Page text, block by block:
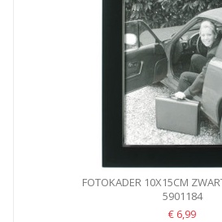
FOTOKADER 10X15CM
5901184
€ 6,99